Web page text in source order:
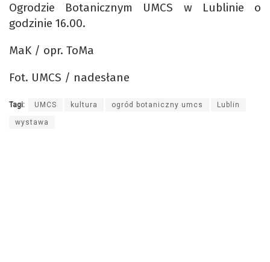
Ogrodzie Botanicznym UMCS w Lublinie o
godzinie 16.00.
MaK / opr. ToMa
Fot. UMCS / nadesłane
Tagi: UMCS kultura ogród botaniczny umcs Lublin
wystawa